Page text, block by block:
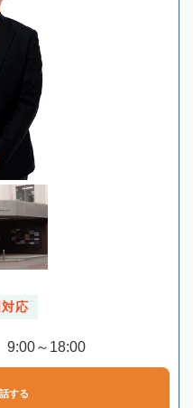
応
9:00～18:00
する